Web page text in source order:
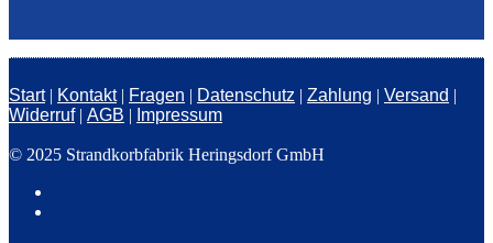
Start| Kontakt| Fragen | Datenschutz | Zahlung | Versand |
Widerruf| AGB | Impressum
© 2025 Strandkorbfabrik Heringsdorf GmbH